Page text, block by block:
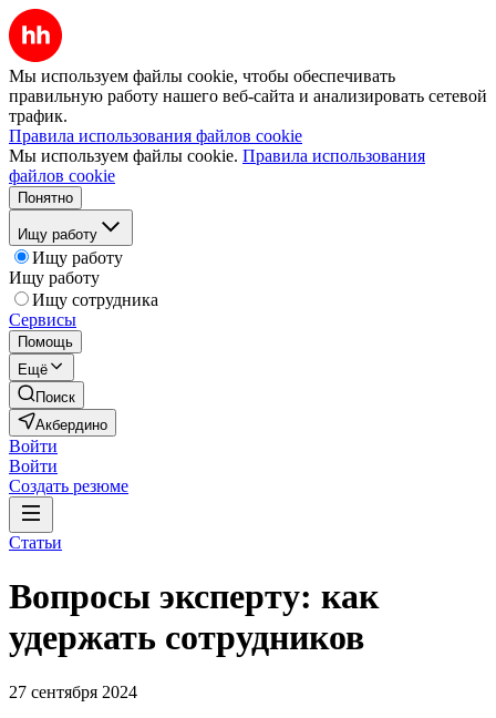
Мы используем файлы cookie, чтобы обеспечивать
правильную работу нашего веб-сайта и анализировать сетевой
трафик.
Правила использования файлов cookie
Мы используем файлы cookie. Правила использования
файлов cookie
Понятно
Ищу работу
Ищу работу
Ищу работу
Ищу сотрудника
Сервисы
Помощь
Ещё
Поиск
Акбердино
Войти
Войти
Создать резюме
Статьи
Вопросы эксперту: как
удержать сотрудников
27 сентября 2024